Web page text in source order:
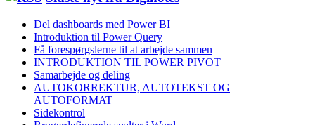
Del dashboards med Power BI
Introduktion til Power Query
Få forespørgslerne til at arbejde sammen
INTRODUKTION TIL POWER PIVOT
Samarbejde og deling
AUTOKORREKTUR, AUTOTEKST OG
AUTOFORMAT
Sidekontrol